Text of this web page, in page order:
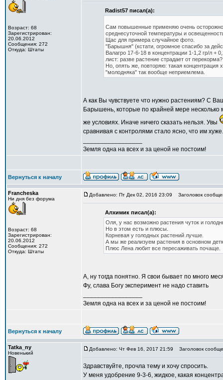
Возраст: 68
Зарегистрирован:
20.06.2012
Сообщения: 272
Откуда: Штаты
Radist57 писал(а):
Сам повышенные применяю очень
среднесуточной температуры и
Щас для примера случайное фото.
"Барышня" (кстати, огромное спасибо за
Валагро 17-6-18 в концентрации 1-1,2 гр/л +
лист: разве растение страдает от
Но, опять же, повторяю: такая
"молодняка" так вообще неприемлема.
А как Вы чувствуете что нужно растениям? С
Барышень, которые по крайней мере несколько
же условиях. Иначе ничего сказать нельзя. Увы
сравнивая с контролями стало ясно, что им хуже.
Земля одна на всех и за ценой не постоим!
Вернуться к началу
Francheska
Ни дня без форума
Возраст: 68
Зарегистрирован:
20.06.2012
Сообщения: 272
Откуда: Штаты
Добавлено: Пт Дек 02, 2016 23:09 Заголовок
Алхимик писал(а):
Оля, у нас возможно растения чуток и
Но в этом есть и плюсы.
Корневая у голодных растений лучше.
А мы же реализуем растения в основном
Плюс Лена любит все пересаживать почаще.
А, ну тогда понятно. Я свои бывает по много
Фу, слава Богу эксперимент не надо ставить
Земля одна на всех и за ценой не постоим!
Вернуться к началу
Tatka_ny
Новенький
Добавлено: Чт Фев 16, 2017 21:59 Заголовок
Здравствуйте, прочла тему и хочу спросить.
У меня удобрение 9-3-6, жидкое, какая